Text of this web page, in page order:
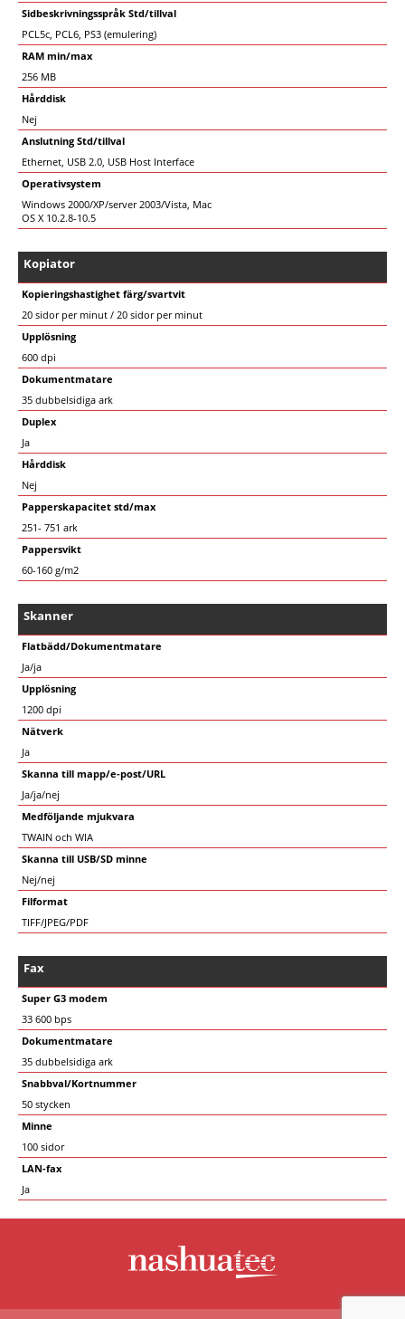
Sidbeskrivningsspråk Std/tillval
PCL5c, PCL6, PS3 (emulering)
RAM min/max
256 MB
Hårddisk
Nej
Anslutning Std/tillval
Ethernet, USB 2.0, USB Host Interface
Operativsystem
Windows 2000/XP/server 2003/Vista, Mac
OS X 10.2.8-10.5
Kopiator
Kopieringshastighet färg/svartvit
20 sidor per minut / 20 sidor per minut
Upplösning
600 dpi
Dokumentmatare
35 dubbelsidiga ark
Duplex
Ja
Hårddisk
Nej
Papperskapacitet std/max
251- 751 ark
Pappersvikt
60-160 g/m2
Skanner
Flatbädd/Dokumentmatare
Ja/ja
Upplösning
1200 dpi
Nätverk
Ja
Skanna till mapp/e-post/URL
Ja/ja/nej
Medföljande mjukvara
TWAIN och WIA
Skanna till USB/SD minne
Nej/nej
Filformat
TIFF/JPEG/PDF
Fax
Super G3 modem
33 600 bps
Dokumentmatare
35 dubbelsidiga ark
Snabbval/Kortnummer
50 stycken
Minne
100 sidor
LAN-fax
Ja